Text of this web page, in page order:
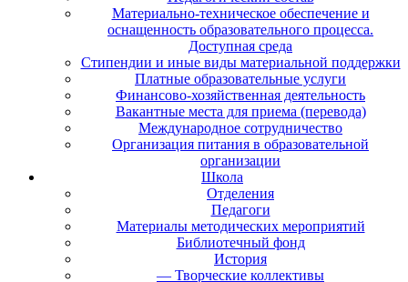
Материально-техническое обеспечение и
оснащенность образовательного процесса.
Доступная среда
Стипендии и иные виды материальной поддержки
Платные образовательные услуги
Финансово-хозяйственная деятельность
Вакантные места для приема (перевода)
Международное сотрудничество
Организация питания в образовательной
организации
Школа
Отделения
Педагоги
Материалы методических мероприятий
Библиотечный фонд
История
— Творческие коллективы